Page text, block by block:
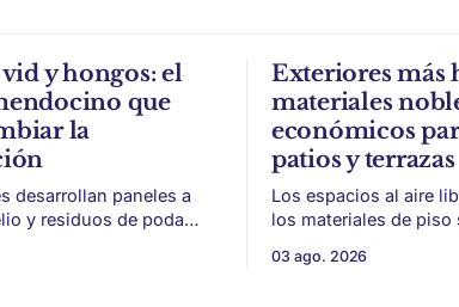
vid y hongos: el
que
la
desarrollan paneles a
y residuos de poda
de menor impacto
Exteriores más
materiales
económicos
patios y terrazas
Los espacios al aire
los materiales de piso
sin encarar una gran obra.
03 ago. 2026